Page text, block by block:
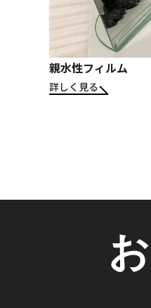
親水性フィルム
詳しく見る